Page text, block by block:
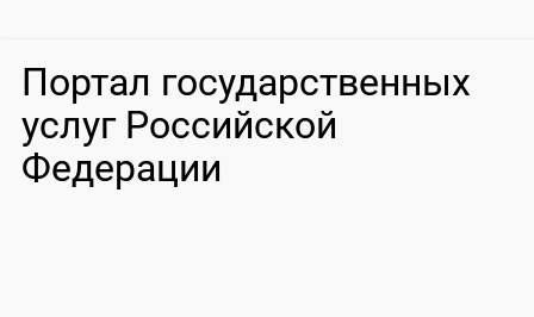
Портал государственных
услуг Российской
Федерации